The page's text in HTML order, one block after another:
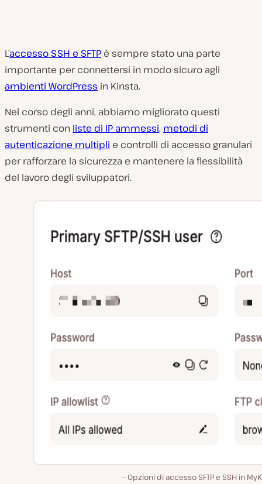
L’accesso SSH e SFTP è sempre stato una parte
importante per connettersi in modo sicuro agli
ambienti WordPress in Kinsta.
Nel corso degli anni, abbiamo migliorato questi
strumenti con liste di IP ammessi, metodi di
autenticazione multipli e controlli di accesso granulari
per rafforzare la sicurezza e mantenere la flessibilità
del lavoro degli sviluppatori.
Opzioni di accesso SFTP e SSH in